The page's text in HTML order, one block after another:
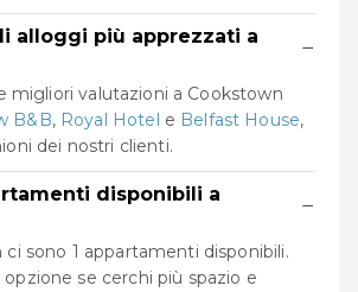
alloggi più apprezzati a
−
migliori valutazioni a Cookstown
B&B, Royal Hotel e Belfast House,
dei nostri clienti.
disponibili a
−
ci sono 1 appartamenti disponibili.
se cerchi più spazio e